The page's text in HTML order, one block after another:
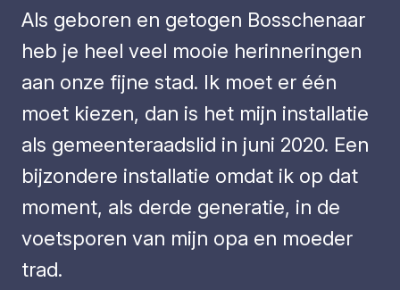
Als geboren en getogen Bosschenaar
heb je heel veel mooie herinneringen
aan onze fijne stad. Ik moet er één
moet kiezen, dan is het mijn installatie
als gemeenteraadslid in juni 2020. Een
bijzondere installatie omdat ik op dat
moment, als derde generatie, in de
voetsporen van mijn opa en moeder
trad.